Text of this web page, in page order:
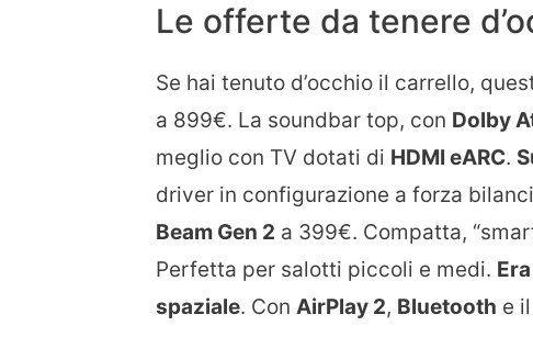
Le offerte da tenere
Se hai tenuto d’occhio il carrello,
a 899€. La soundbar top, con Dolby
meglio con TV dotati di HDMI eARC.
driver in configurazione a forza
Beam Gen 2 a 399€. Compatta,
Perfetta per salotti piccoli e medi.
spaziale. Con AirPlay 2, Bluetooth e